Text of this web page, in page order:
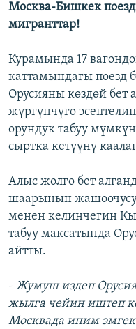
Москва-Бишкек
мигранттар!
Курамында 17
каттамындагы поезд
Орусияны көздөй бет
жүргүнчүгө
орундук табуу
сыртка кетүүнү
Алыс жолго бет
шаарынын жашоочусу
менен келинчегин
табуу максатында
айтты.
- Жумуш издеп
жылга чейин иштеп
Москвада иним